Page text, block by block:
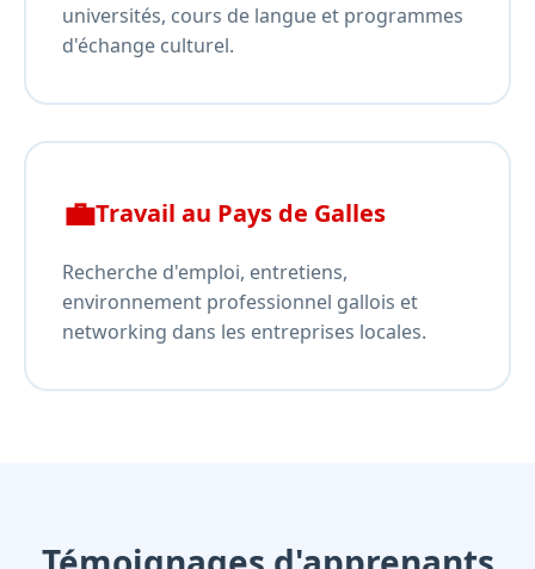
universités, cours de langue et programmes
d'échange culturel.
💼Travail au Pays de Galles
Recherche d'emploi, entretiens,
environnement professionnel gallois et
networking dans les entreprises locales.